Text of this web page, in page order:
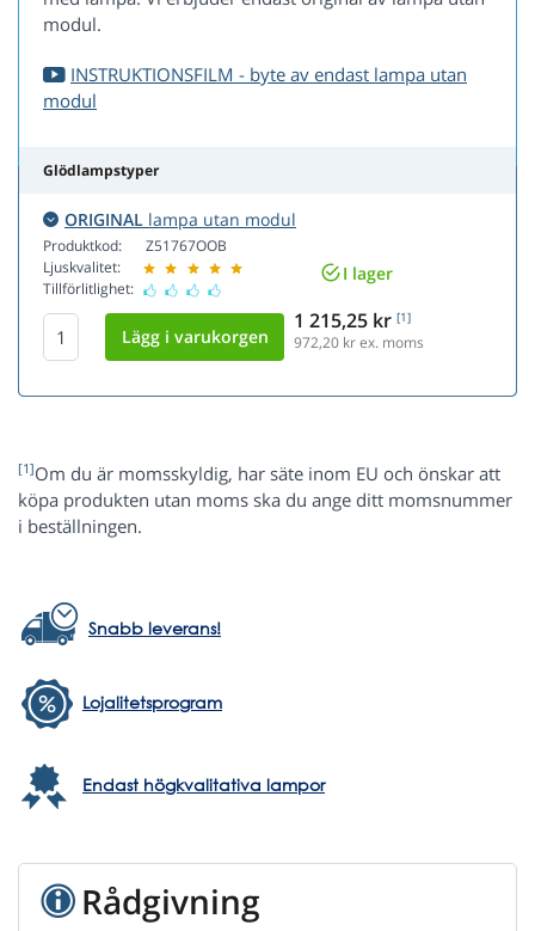
modul.
INSTRUKTIONSFILM - byte av endast lampa utan
modul
Glödlampstyper
ORIGINAL lampa utan modul
Produktkod:
Ljuskvalitet:
Tillförlitlighet:
Z51767OOB
I lager
1 215,25 kr [1]
972,20 kr ex. moms
[1]Om du är momsskyldig, har säte inom EU och önskar att
köpa produkten utan moms ska du ange ditt momsnummer
i beställningen.
Snabb leverans!
Lojalitetsprogram
Endast högkvalitativa lampor
Rådgivning